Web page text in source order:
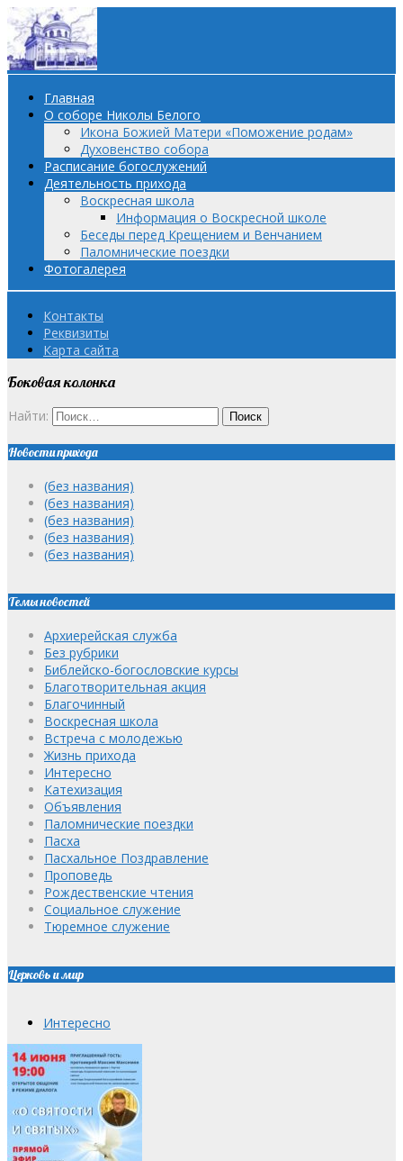
Главная
О соборе Николы Белого
Икона Божией Матери «Поможение родам»
Духовенство собора
Расписание богослужений
Деятельность прихода
Воскресная школа
Информация о Воскресной школе
Беседы перед Крещением и Венчанием
Паломнические поездки
Фотогалерея
Контакты
Реквизиты
Карта сайта
Боковая колонка
Найти:
Новости прихода
(без названия)
(без названия)
(без названия)
(без названия)
(без названия)
Темы новостей
Архиерейская служба
Без рубрики
Библейско-богословские курсы
Благотворительная акция
Благочинный
Воскресная школа
Встреча с молодежью
Жизнь прихода
Интересно
Катехизация
Объявления
Паломнические поездки
Пасха
Пасхальное Поздравление
Проповедь
Рождественские чтения
Социальное служение
Тюремное служение
Церковь и мир
Интересно